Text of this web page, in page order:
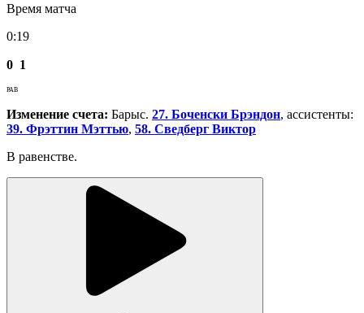
Время матча
0:19
0 1
РАВ
Изменение счета: Барыс. 27. Боченски Брэндон, ассистенты:
39. Фрэттин Мэттью, 58. Сведберг Виктор
В равенстве.